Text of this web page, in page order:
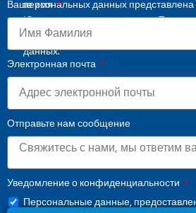
персональных данных представлена
Юридическом уведомлении. Просим
от передачи специальных категорий
данных.
СКАЧАТЬ КАТАЛОГ
Ваше имя
Электронная почта
Отправьте нам сообщение
Уведомление о конфиденциальности
Персональные данные,